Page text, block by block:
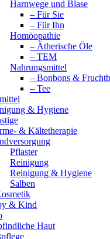
Harnwege und Blase
– Für Sie
– Für Ihn
Homöopathie
– Ätherische Öle
– TEM
Nahrungsmittel
– Bonbons &
– Tee
& Hygiene
& Kältetherapie
Pflaster
Reinigung
Reinigung & Hygiene
Salben
& Kind
Haut